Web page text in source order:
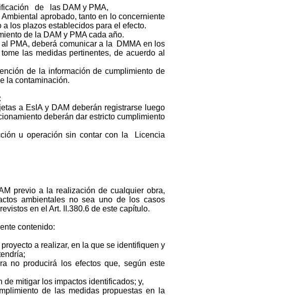
de las DAM y PMA,
aprobado, tanto en lo concerniente
los plazos establecidos para el efecto.
de la DAM y PMA cada año.
PMA, deberá comunicar a la DMMA en los
las medidas pertinentes, de acuerdo al
de la información de cumplimiento de
la contaminación.
a EsIA y DAM deberán registrarse luego
deberán dar estricto cumplimiento
u operación sin contar con la Licencia
previo a la realización de cualquier obra,
ambientales no sea uno de los casos
en el Art. II.380.6 de este capítulo.
contenido:
a realizar, en la que se identifiquen y
no producirá los efectos que, según este
mitigar los impactos identificados; y,
de las medidas propuestas en la